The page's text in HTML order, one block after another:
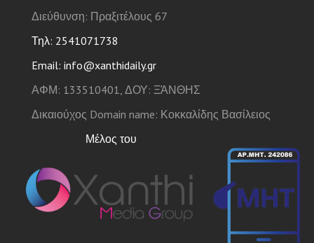
Διεύθυνση: Πραξιτέλους 67
Τηλ: 2541071738
Email: info@xanthidaily.gr
ΑΦΜ: 133510401, ΔΟΥ: ΞΆΝΘΗΣ
Δικαιούχος Domain name: Κοκκαλίδης Βασίλειος
Μέλος του